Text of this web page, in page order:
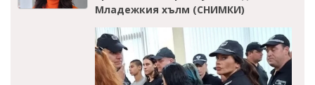
Младежкия хълм (СНИМКИ)